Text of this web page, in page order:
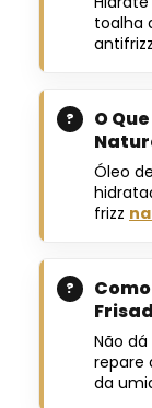
toalha
O
Óleo
frizz
Não
repare
da